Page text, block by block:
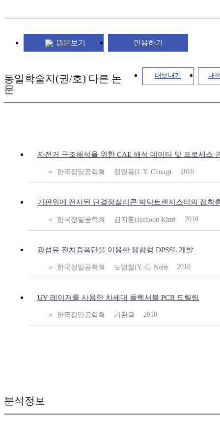
원문보기 인용하기
내보내기 내
동일학술지(권/호) 다른 논
문
자전거 구조해석을 위한 CAE 해석 데이터 및 프로세스
한국정밀공학회 정일용(I. Y. Chung) 2010
기판위에 전사된 단결정실리콘 박막트랜지스터의 접착
한국정밀공학회 김지훈(Jeehoon Kim) 2010
광섬유 전치증폭단을 이용한 융합형 DPSSL 개발
한국정밀공학회 노영철(Y.-C. Noh) 2010
UV 레이저를 사용한 차세대 플렉서블 PCB 드릴링
한국정밀공학회 기완욱 2010
분석정보